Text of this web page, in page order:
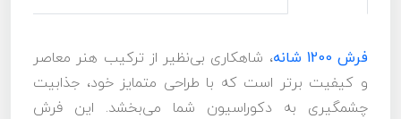
فرش 1200 شانه
، شاهکاری بی‌نظیر از ترکیب هنر معاصر
و کیفیت برتر است که با طراحی متمایز خود، جذابیت
چشمگیری به دکوراسیون شما می‌بخشد. این فرش